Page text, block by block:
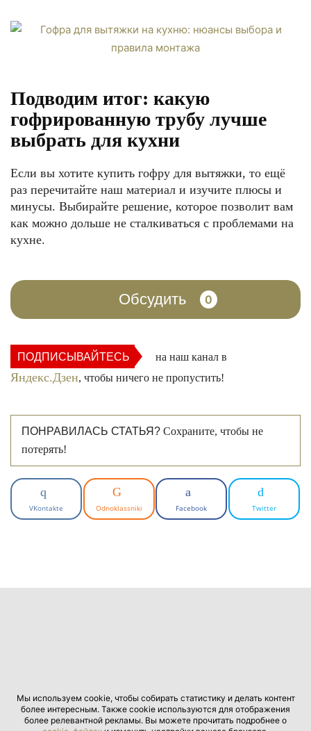
Подводим итог: какую
гофрированную трубу лучше
выбрать для кухни
Если вы хотите купить гофру для вытяжки, то ещё
раз перечитайте наш материал и изучите плюсы и
минусы. Выбирайте решение, которое позволит вам
как можно дольше не сталкиваться с проблемами на
кухне.
Обсудить 0
ПОДПИСЫВАЙТЕСЬ на наш канал в
Яндекс.Дзен, чтобы ничего не пропустить!
ПОНРАВИЛАСЬ СТАТЬЯ? Сохраните, чтобы не
потерять!
VKontakte Odnoklassniki Facebook Twitter
Мы используем cookie, чтобы собирать статистику и делать контент
более интересным. Также cookie используются для отображения
более релевантной рекламы. Вы можете прочитать подробнее о